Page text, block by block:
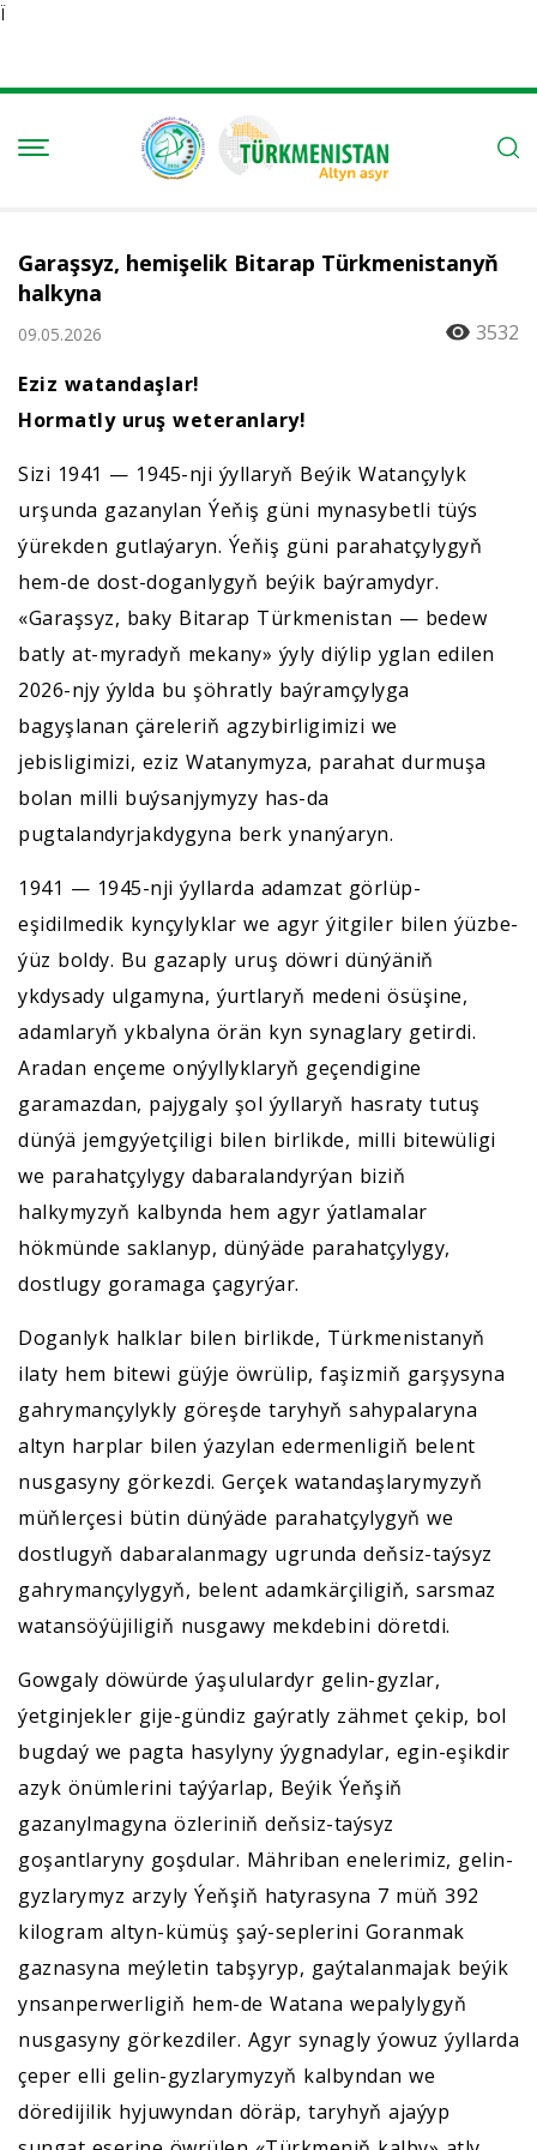
Ï
Garaşsyz, hemişelik Bitarap Türkmenistanyň
halkyna
09.05.2026
3532
Eziz watandaşlar!
Hormatly uruş weteranlary!
Sizi 1941 — 1945-nji ýyllaryň Beýik Watançylyk
urşunda gazanylan Ýeňiş güni mynasybetli tüýs
ýürekden gutlaýaryn. Ýeňiş güni parahatçylygyň
hem-de dost-doganlygyň beýik baýramydyr.
«Garaşsyz, baky Bitarap Türkmenistan — bedew
batly at-myradyň mekany» ýyly diýlip yglan edilen
2026-njy ýylda bu şöhratly baýramçylyga
bagyşlanan çäreleriň agzybirligimizi we
jebisligimizi, eziz Watanymyza, parahat durmuşa
bolan milli buýsanjymyzy has-da
pugtalandyrjakdygyna berk ynanýaryn.
1941 — 1945-nji ýyllarda adamzat görlüp-
eşidilmedik kynçylyklar we agyr ýitgiler bilen ýüzbe-
ýüz boldy. Bu gazaply uruş döwri dünýäniň
ykdysady ulgamyna, ýurtlaryň medeni ösüşine,
adamlaryň ykbalyna örän kyn synaglary getirdi.
Aradan ençeme onýyllyklaryň geçendigine
garamazdan, pajygaly şol ýyllaryň hasraty tutuş
dünýä jemgyýetçiligi bilen birlikde, milli bitewüligi
we parahatçylygy dabaralandyrýan biziň
halkymyzyň kalbynda hem agyr ýatlamalar
hökmünde saklanyp, dünýäde parahatçylygy,
dostlugy goramaga çagyrýar.
Doganlyk halklar bilen birlikde, Türkmenistanyň
ilaty hem bitewi güýje öwrülip, faşizmiň garşysyna
gahrymançylykly göreşde taryhyň sahypalaryna
altyn harplar bilen ýazylan edermenligiň belent
nusgasyny görkezdi. Gerçek watandaşlarymyzyň
müňlerçesi bütin dünýäde parahatçylygyň we
dostlugyň dabaralanmagy ugrunda deňsiz-taýsyz
gahrymançylygyň, belent adamkärçiligiň, sarsmaz
watansöýüjiligiň nusgawy mekdebini döretdi.
Gowgaly döwürde ýaşululardyr gelin-gyzlar,
ýetginjekler gije-gündiz gaýratly zähmet çekip, bol
bugdaý we pagta hasylyny ýygnadylar, egin-eşikdir
azyk önümlerini taýýarlap, Beýik Ýeňşiň
gazanylmagyna özleriniň deňsiz-taýsyz
goşantlaryny goşdular. Mähriban enelerimiz, gelin-
gyzlarymyz arzyly Ýeňşiň hatyrasyna 7 müň 392
kilogram altyn-kümüş şaý-seplerini Goranmak
gaznasyna meýletin tabşyryp, gaýtalanmajak beýik
ynsanperwerligiň hem-de Watana wepalylygyň
nusgasyny görkezdiler. Agyr synagly ýowuz ýyllarda
çeper elli gelin-gyzlarymyzyň kalbyndan we
döredijilik hyjuwyndan döräp, taryhyň ajaýyp